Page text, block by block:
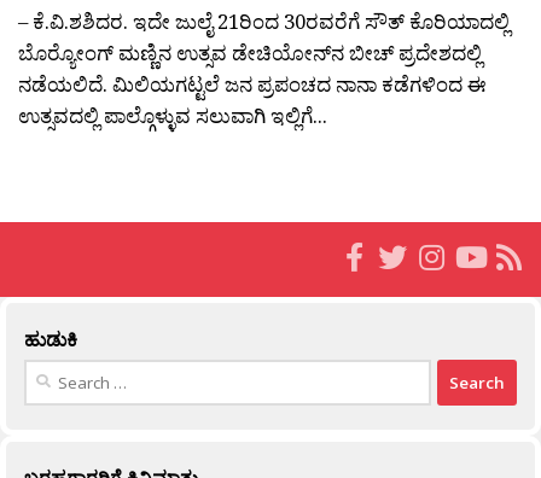
– ಕೆ.ವಿ.ಶಶಿದರ. ಇದೇ ಜುಲೈ 21ರಿಂದ 30ರವರೆಗೆ ಸೌತ್ ಕೊರಿಯಾದಲ್ಲಿ
ಬೊರ‍್ಯೋಂಗ್ ಮಣ್ಣಿನ ಉತ್ಸವ ಡೇಚಿಯೋನ್‍ನ ಬೀಚ್ ಪ್ರದೇಶದಲ್ಲಿ
ನಡೆಯಲಿದೆ. ಮಿಲಿಯಗಟ್ಟಲೆ ಜನ ಪ್ರಪಂಚದ ನಾನಾ ಕಡೆಗಳಿಂದ ಈ
ಉತ್ಸವದಲ್ಲಿ ಪಾಲ್ಗೊಳ್ಳುವ ಸಲುವಾಗಿ ಇಲ್ಲಿಗೆ...
ಹುಡುಕಿ
Search